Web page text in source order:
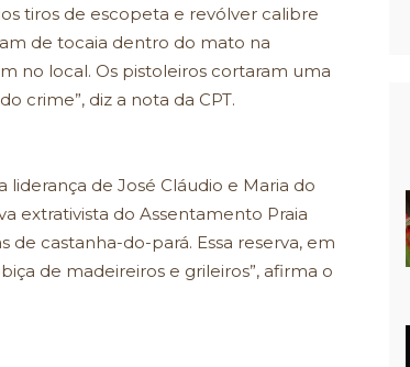
tiros de escopeta e revólver calibre
de tocaia dentro do mato na
no local. Os pistoleiros cortaram uma
crime”, diz a nota da CPT.
liderança de José Cláudio e Maria do
extrativista do Assentamento Praia
de castanha-do-pará. Essa reserva, em
de madeireiros e grileiros”, afirma o